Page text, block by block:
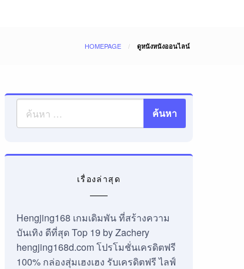
HOMEPAGE ดูหนังหนังออนไลน์
เรื่องล่าสุด
Hengjing168 เกมเดิมพัน ที่สร้างความ
บันเทิง ดีที่สุด Top 19 by Zachery
hengjing168d.com โปรโมชั่นเครดิตฟรี
100% กล่องสุ่มเฮงเฮง รับเครดิตฟรี ไลฟ์